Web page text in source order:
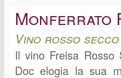
Monferrato
Vino rosso secco
Il vino Freisa Rosso
Doc elogia la sua